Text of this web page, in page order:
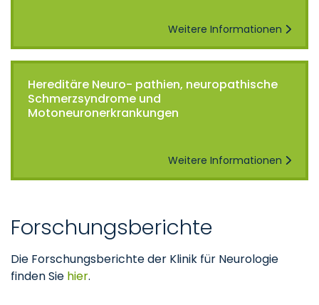
Weitere Informationen
Hereditäre Neuro- pathien, neuropathische
Schmerzsyndrome und
Motoneuronerkrankungen
Weitere Informationen
Forschungsberichte
Die Forschungsberichte der Klinik für Neurologie
finden Sie hier.